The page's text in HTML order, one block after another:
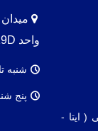
( ایتا -
واحد 19D
شنبه
پنج